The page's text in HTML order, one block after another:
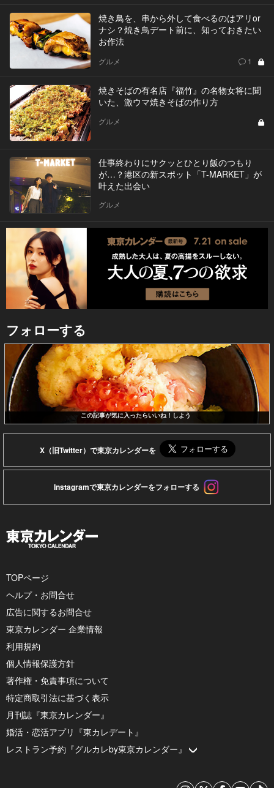
焼き鳥を、串から外して食べるのはアリor
ナシ？焼き鳥デート前に、知っておきたい
お作法
グルメ 1
焼きそばの有名店『福竹』の名物女将に聞
いた、激ウマ焼きそばの作り方
グルメ
仕事終わりにサクッとひとり飯のつもり
が…？港区の新スポット「T-MARKET」が
叶えた出会い
グルメ
フォローする
この記事が気に入ったらいいね！しよう
X（旧Twitter）で東京カレンダーを
Instagramで東京カレンダーをフォローする
TOPページ
ヘルプ・お問合せ
広告に関するお問合せ
東京カレンダー 企業情報
利用規約
個人情報保護方針
著作権・免責事項について
特定商取引法に基づく表示
月刊誌『東京カレンダー』
婚活・恋活アプリ『東カレデート』
レストラン予約『グルカレby東京カレンダー』